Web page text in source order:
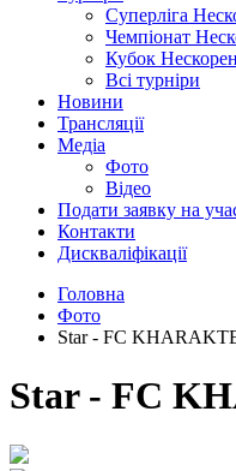
Суперліга
Чемпіонат
Кубок
Всі турніри
Новини
Трансляції
Медіа
Фото
Відео
Подати заявку на
Контакти
Дискваліфікації
Головна
Фото
Star - FC
Star - FC